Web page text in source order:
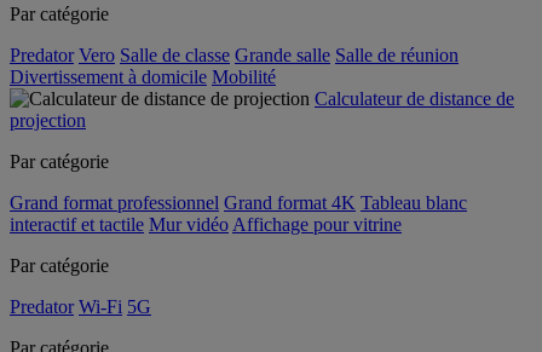
Par catégorie
Predator Vero Salle de classe Grande salle Salle de réunion
Divertissement à domicile Mobilité
Calculateur de distance de
projection
Par catégorie
Grand format professionnel Grand format 4K Tableau blanc
interactif et tactile Mur vidéo Affichage pour vitrine
Par catégorie
Predator Wi-Fi 5G
Par catégorie